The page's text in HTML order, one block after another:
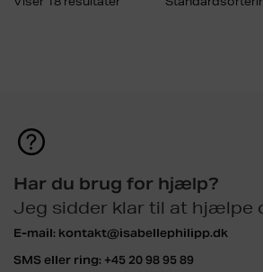
Har du brug for hjælp?
Jeg sidder klar til at hjælpe
E-mail: kontakt@isabellephilipp.dk
SMS eller ring: +45 20 98 95 89